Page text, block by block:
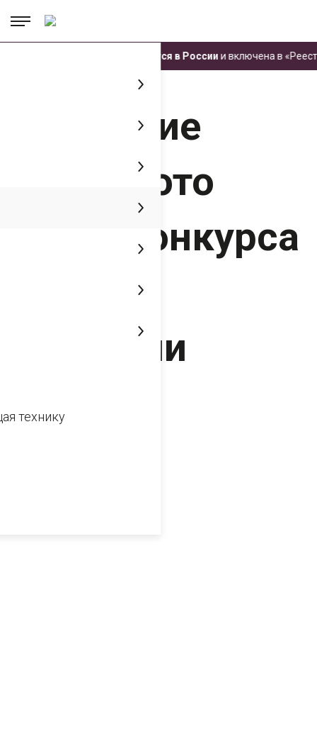
Техника ЧЕТРА производится в Россиии включена в «Реестр
технику
Заседание жюри фото видео
Заседание
жюри фото
видео конкурса
дилеров
компании
"ЧЕТРА"